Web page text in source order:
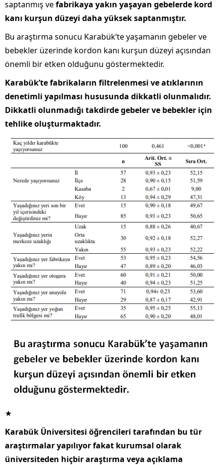
saptanmış vefabrikaya yakın yaşayan gebelerde kord
kanı kurşun düzeyi daha yüksek saptanmıştır.
Bu araştırma sonucu Karabük’te yaşamanın gebeler ve
bebekler üzerinde kordon kanı kurşun düzeyi açısından
önemli bir etken olduğunu göstermektedir.
Karabük’te fabrikaların filtrelenmesi ve atıklarının
denetimli yapılması hususunda dikkatli olunmalıdır.
Dikkatli olunmadığı takdirde gebeler ve bebekler için
tehlike oluşturmaktadır.
★
Karabük Üniversitesi öğrencileri tarafından bu tür
araştırmalar yapılıyor fakat kurumsal olarak
üniversiteden hiçbir araştırma veya açıklama